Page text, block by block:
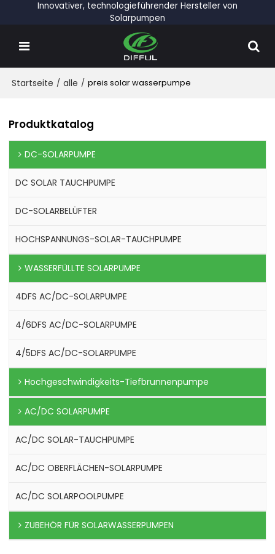
Innovativer, technologieführender Hersteller von
Solarpumpen
Startseite / alle / preis solar wasserpumpe
Produktkatalog
DC-SOLARPUMPE
DC SOLAR TAUCHPUMPE
DC-SOLARBELÜFTER
HOCHSPANNUNGS-SOLAR-TAUCHPUMPE
WASSERFÜLLTE SOLARPUMPE
4DFS AC/DC-SOLARPUMPE
4/6DFS AC/DC-SOLARPUMPE
4/5DFS AC/DC-SOLARPUMPE
Hochgeschwindigkeits-Tiefbrunnenpumpe
AC/DC SOLARPUMPE
AC/DC SOLAR-TAUCHPUMPE
AC/DC OBERFLÄCHEN-SOLARPUMPE
AC/DC SOLARPOOLPUMPE
ZUBEHÖR FÜR SOLARWASSERPUMPEN